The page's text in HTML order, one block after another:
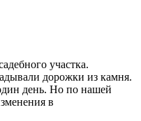
участка.
дорожки из камня.
день. Но по нашей
в